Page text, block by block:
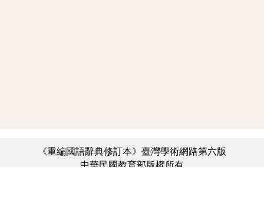
《重編國語辭典修訂本》臺灣學術網路第六版
中華民國教育部版權所有